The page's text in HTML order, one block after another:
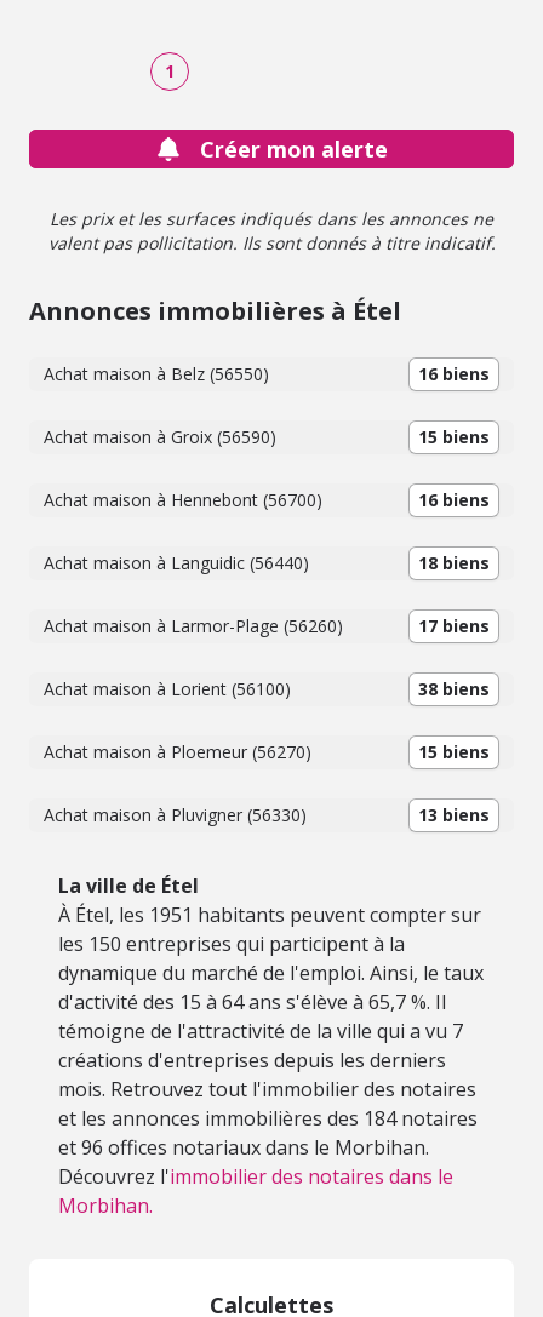
1
Créer mon alerte
Les prix et les surfaces indiqués dans les annonces ne
valent pas pollicitation. Ils sont donnés à titre indicatif.
Annonces immobilières à Étel
Achat maison à Belz (56550) 16 biens
Achat maison à Groix (56590) 15 biens
Achat maison à Hennebont (56700) 16 biens
Achat maison à Languidic (56440) 18 biens
Achat maison à Larmor-Plage (56260) 17 biens
Achat maison à Lorient (56100) 38 biens
Achat maison à Ploemeur (56270) 15 biens
Achat maison à Pluvigner (56330) 13 biens
La ville de Étel
À Étel, les 1951 habitants peuvent compter sur
les 150 entreprises qui participent à la
dynamique du marché de l'emploi. Ainsi, le taux
d'activité des 15 à 64 ans s'élève à 65,7 %. Il
témoigne de l'attractivité de la ville qui a vu 7
créations d'entreprises depuis les derniers
mois. Retrouvez tout l'immobilier des notaires
et les annonces immobilières des 184 notaires
et 96 offices notariaux dans le Morbihan.
Découvrez l'immobilier des notaires dans le
Morbihan.
Calculettes